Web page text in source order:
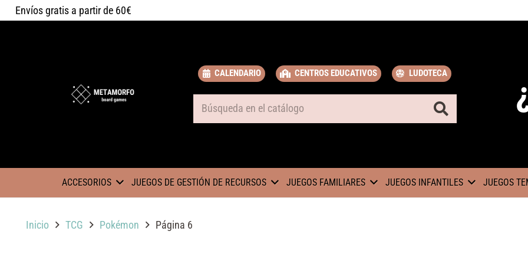
Envíos gratis a partir de 60€
CALENDARIO CENTROS EDUCATIVOS LUDOTECA
ACCESORIOS JUEGOS DE GESTIÓN DE RECURSOS JUEGOS FAMILIARES JUEGOS INFANTILES JUEGOS
Inicio TCG Pokémon Página 6